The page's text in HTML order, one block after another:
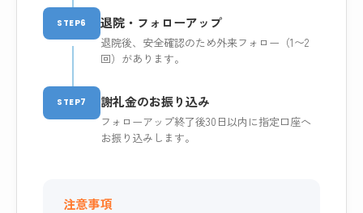
STEP6 退院・フォローアップ
退院後、安全確認のため外来フォロー（1〜2
回）があります。
STEP7 謝礼金のお振り込み
フォローアップ終了後30日以内に指定口座へ
お振り込みします。
注意事項